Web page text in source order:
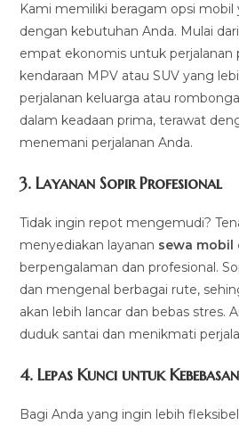
Kami memiliki beragam opsi mobil
dengan kebutuhan Anda. Mulai
empat ekonomis untuk perjalanan
kendaraan MPV atau SUV yang
perjalanan keluarga atau
dalam keadaan prima, terawat
menemani perjalanan Anda.
3.Layanan Sopir Profesional
Tidak ingin repot mengemudi?
menyediakan layanan sewa mobil
berpengalaman dan profesional.
dan mengenal berbagai rute,
akan lebih lancar dan bebas stres.
duduk santai dan menikmati
4.Lepas Kunci untuk Kebebasan
Bagi Anda yang ingin lebih